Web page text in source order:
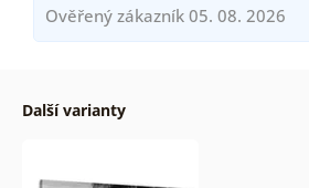
Ověřený zákazník 05. 08. 2026
Další varianty